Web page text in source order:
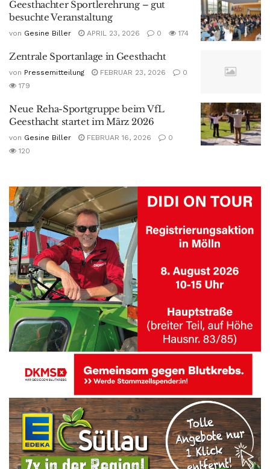
Geesthachter Sportlerehrung – gut
besuchte Veranstaltung
von Gesine Biller APRIL 23, 2026 0 174
Zentrale Sportanlage in Geesthacht
von Pressemitteilung FEBRUAR 23, 2026
0
179
Neue Reha-Sportgruppe beim VfL
Geesthacht startet im März 2026
von Gesine Biller FEBRUAR 16, 2026
0
120